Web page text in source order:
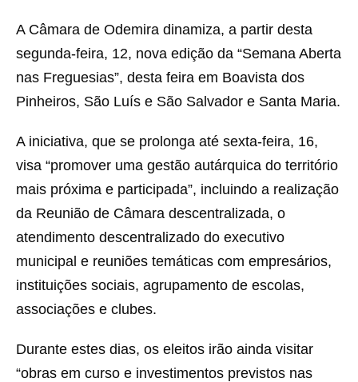
A Câmara de Odemira dinamiza, a partir desta
segunda-feira, 12, nova edição da “Semana Aberta
nas Freguesias”, desta feira em Boavista dos
Pinheiros, São Luís e São Salvador e Santa Maria.
A iniciativa, que se prolonga até sexta-feira, 16,
visa “promover uma gestão autárquica do território
mais próxima e participada”, incluindo a realização
da Reunião de Câmara descentralizada, o
atendimento descentralizado do executivo
municipal e reuniões temáticas com empresários,
instituições sociais, agrupamento de escolas,
associações e clubes.
Durante estes dias, os eleitos irão ainda visitar
“obras em curso e investimentos previstos nas